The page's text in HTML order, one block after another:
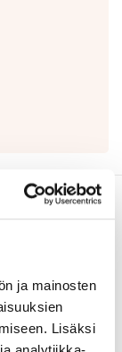
ja mainosten
Lisäksi